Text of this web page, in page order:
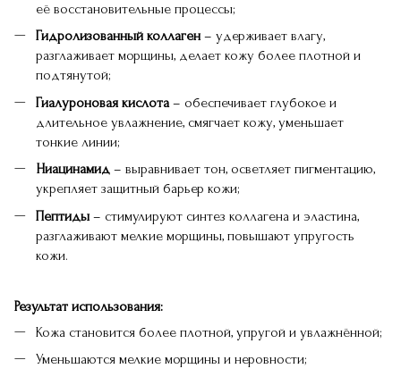
её восстановительные процессы;
Гидролизованный коллаген – удерживает влагу,
разглаживает морщины, делает кожу более плотной и
подтянутой;
Гиалуроновая кислота– обеспечивает глубокое и
длительное увлажнение, смягчает кожу, уменьшает
тонкие линии;
Ниацинамид – выравнивает тон, осветляет пигментацию,
укрепляет защитный барьер кожи;
Пептиды – стимулируют синтез коллагена и эластина,
разглаживают мелкие морщины, повышают упругость
кожи.
Результат использования:
Кожа становится более плотной, упругой и увлажнённой;
Уменьшаются мелкие морщины и неровности;